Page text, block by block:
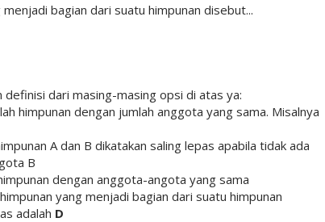
bagian dari suatu himpunan disebut...
definisi dari masing-masing opsi di atas ya:
himpunan dengan jumlah anggota yang sama. Misalnya
A dan B dikatakan saling lepas apabila tidak ada
B
dengan anggota-angota yang sama
yang menjadi bagian dari suatu himpunan
adalah D